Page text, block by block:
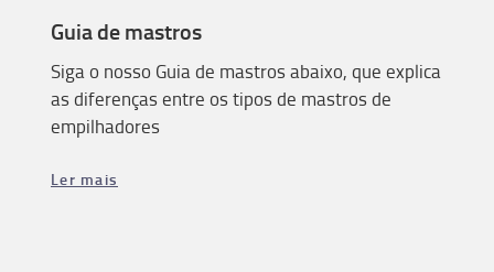
Guia de mastros
Siga o nosso Guia de mastros abaixo, que explica
as diferenças entre os tipos de mastros de
empilhadores
Ler mais